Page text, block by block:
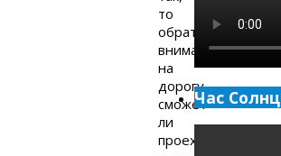
то
обратите
внимание
на
дорогу,
сможет
ли
проехать
Час